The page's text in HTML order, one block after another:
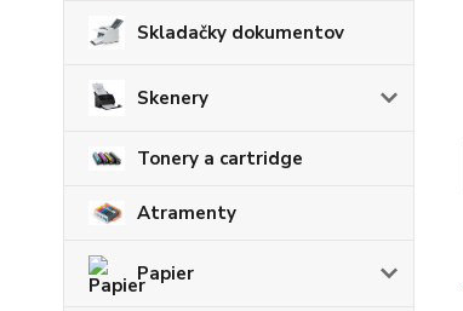
Skladačky dokumentov
Skenery
Tonery a cartridge
Atramenty
Papier